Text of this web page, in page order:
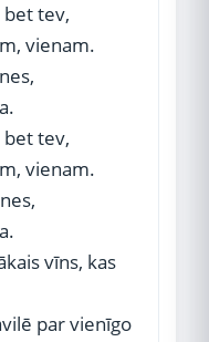
bet tev,
vienam.
bet tev,
vienam.
vīns, kas
par vienīgo